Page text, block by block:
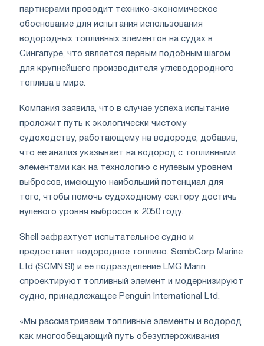
партнерами проводит технико-экономическое
обоснование для испытания использования
водородных топливных элементов на судах в
Сингапуре, что является первым подобным шагом
для крупнейшего производителя углеводородного
топлива в мире.
Компания заявила, что в случае успеха испытание
проложит путь к экологически чистому
судоходству, работающему на водороде, добавив,
что ее анализ указывает на водород с топливными
элементами как на технологию с нулевым уровнем
выбросов, имеющую наибольший потенциал для
того, чтобы помочь судоходному сектору достичь
нулевого уровня выбросов к 2050 году.
Shell зафрахтует испытательное судно и
предоставит водородное топливо. SembCorp Marine
Ltd (SCMN.SI) и ее подразделение LMG Marin
спроектируют топливный элемент и модернизируют
судно, принадлежащее Penguin International Ltd.
«Мы рассматриваем топливные элементы и водород
как многообещающий путь обезуглероживания